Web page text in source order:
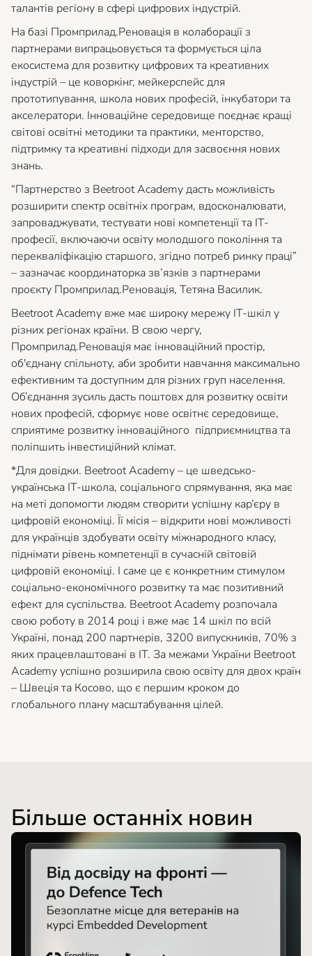
талантів регіону в сфері цифрових індустрій.
На базі Промприлад.Реновація в колаборації з
партнерами випрацьовується та формується ціла
екосистема для розвитку цифрових та креативних
індустрій – це коворкінг, мейкерспейс для
прототипування, школа нових професій, інкубатори та
акселератори. Інноваційне середовище поєднає кращі
світові освітні методики та практики, менторство,
підтримку та креативні підходи для засвоєння нових
знань.
“Партнерство з Beetroot Academy дасть можливість
розширити спектр освітніх програм, вдосконалювати,
запроваджувати, тестувати нові компетенції та IT-
професії, включаючи освіту молодшого покоління та
перекваліфікацію старшого, згідно потреб ринку праці”
– зазначає координаторка зв’язків з партнерами
проєкту Промприлад.Реновація, Тетяна Василик.
Beetroot Academy вже має широку мережу ІТ-шкіл у
різних регіонах країни. В свою чергу,
Промприлад.Реновація має інноваційний простір,
об'єднану спільноту, аби зробити навчання максимально
ефективним та доступним для різних груп населення.
Об’єднання зусиль дасть поштовх для розвитку освіти
нових професій, сформує нове освітнє середовище,
сприятиме розвитку інноваційного підприємництва та
поліпшить інвестиційний клімат.
*Для довідки. Beetroot Academy – це шведсько-
українська IT-школа, соціального спрямування, яка має
на меті допомогти людям створити успішну кар’єру в
цифровій економіці. Її місія – відкрити нові можливості
для українців здобувати освіту міжнародного класу,
піднімати рівень компетенції в сучасній світовій
цифровій економіці. І саме це є конкретним стимулом
соціально-економічного розвитку та має позитивний
ефект для суспільства. Beetroot Academy розпочала
свою роботу в 2014 році і вже має 14 шкіл по всій
Україні, понад 200 партнерів, 3200 випускників, 70% з
яких працевлаштовані в ІТ. За межами України Beetroot
Academy успішно розширила свою освіту для двох країн
– Швеція та Косово, що є першим кроком до
глобального плану масштабування цілей.
Більше останніх новин